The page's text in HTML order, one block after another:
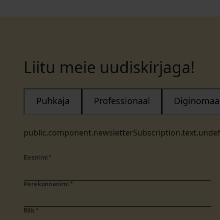
Liitu meie uudiskirjaga!
Puhkaja Professionaal
Eesnimi *
Perekonnanimi *
Riik *